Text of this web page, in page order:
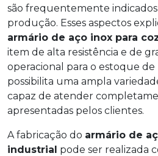
são frequentemente
produção. Esses aspectos
armário de aço inox para
item de alta resistência e de
operacional para o estoque
possibilita uma ampla
capaz de atender
apresentadas pelos clientes.
A fabricação do armário de
industrial pode ser realizada